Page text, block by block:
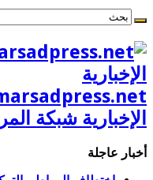
الإخبارية شبكة
أخبار عاجلة